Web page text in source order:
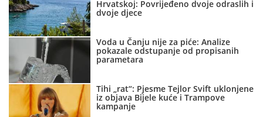
Hrvatskoj: Povrijeđeno dvoje odraslih i
dvoje djece
Voda u Čanju nije za piće: Analize
pokazale odstupanje od propisanih
parametara
Tihi „rat“: Pjesme Tejlor Svift uklonjene
iz objava Bijele kuće i Trampove
kampanje